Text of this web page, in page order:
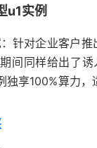
u1实例
：针对企业客户
间同样给出了
独享100%算力